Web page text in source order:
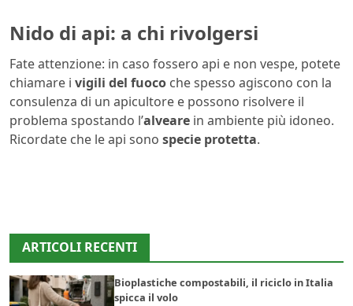
Nido di api: a chi rivolgersi
Fate attenzione: in caso fossero api e non vespe, potete
chiamare i vigili del fuoco che spesso agiscono con la
consulenza di un apicultore e possono risolvere il
problema spostando l’alveare in ambiente più idoneo.
Ricordate che le api sono specie protetta.
ARTICOLI RECENTI
Bioplastiche compostabili, il riciclo in Italia
spicca il volo